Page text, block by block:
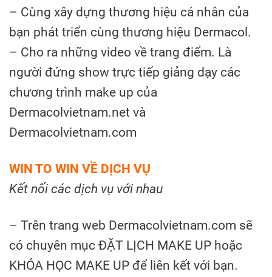
– Cùng xây dựng thương hiệu cá nhân của
bạn phát triển cùng thương hiệu Dermacol.
– Cho ra những video về trang điểm. Là
người đứng show trực tiếp giảng dạy các
chương trình make up của
Dermacolvietnam.net và
Dermacolvietnam.com
WIN TO WIN VỀ DỊCH VỤ
Kết nối các dịch vụ với nhau
– Trên trang web Dermacolvietnam.com sẽ
có chuyên mục ĐẶT LỊCH MAKE UP hoặc
KHÓA HỌC MAKE UP để liên kết với bạn.